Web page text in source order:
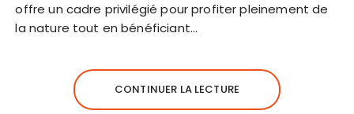
offre un cadre privilégié pour profiter pleinement de
la nature tout en bénéficiant…
CONTINUER LA LECTURE